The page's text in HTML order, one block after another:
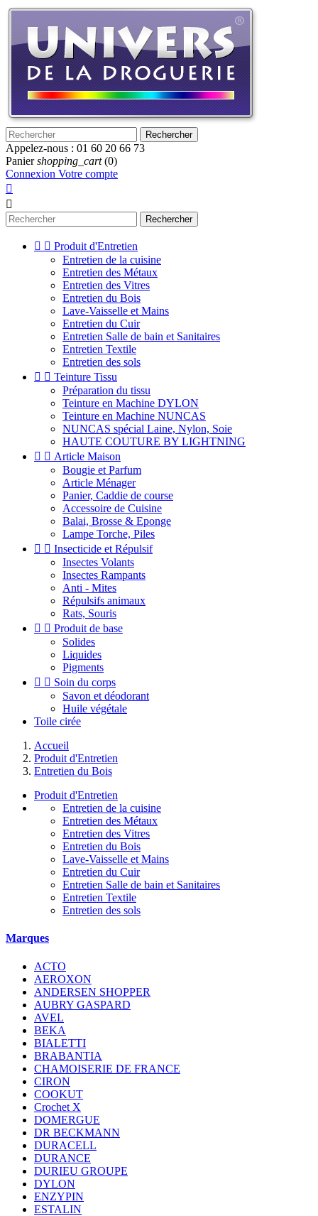
Rechercher
Appelez-nous : 01 60 20 66 73
Panier shopping_cart (0)
Connexion Votre compte


Rechercher
  Produit d'Entretien
Entretien de la cuisine
Entretien des Métaux
Entretien des Vitres
Entretien du Bois
Lave-Vaisselle et Mains
Entretien du Cuir
Entretien Salle de bain et Sanitaires
Entretien Textile
Entretien des sols
  Teinture Tissu
Préparation du tissu
Teinture en Machine DYLON
Teinture en Machine NUNCAS
NUNCAS spécial Laine, Nylon, Soie
HAUTE COUTURE BY LIGHTNING
  Article Maison
Bougie et Parfum
Article Ménager
Panier, Caddie de course
Accessoire de Cuisine
Balai, Brosse & Eponge
Lampe Torche, Piles
  Insecticide et Répulsif
Insectes Volants
Insectes Rampants
Anti - Mites
Répulsifs animaux
Rats, Souris
  Produit de base
Solides
Liquides
Pigments
  Soin du corps
Savon et déodorant
Huile végétale
Toile cirée
Accueil
Produit d'Entretien
Entretien du Bois
Produit d'Entretien
Entretien de la cuisine
Entretien des Métaux
Entretien des Vitres
Entretien du Bois
Lave-Vaisselle et Mains
Entretien du Cuir
Entretien Salle de bain et Sanitaires
Entretien Textile
Entretien des sols
Marques
ACTO
AEROXON
ANDERSEN SHOPPER
AUBRY GASPARD
AVEL
BEKA
BIALETTI
BRABANTIA
CHAMOISERIE DE FRANCE
CIRON
COOKUT
Crochet X
DOMERGUE
DR BECKMANN
DURACELL
DURANCE
DURIEU GROUPE
DYLON
ENZYPIN
ESTALIN